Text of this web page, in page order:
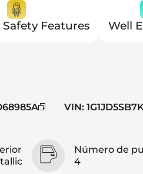
Features Well
VIN:
Número de
4